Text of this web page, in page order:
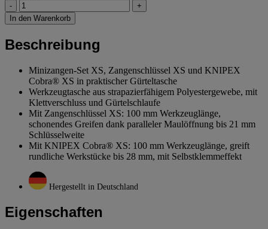
-
+
In den Warenkorb
Beschreibung
Minizangen-Set XS, Zangenschlüssel XS und KNIPEX
Cobra® XS in praktischer Gürteltasche
Werkzeugtasche aus strapazierfähigem Polyestergewebe, mit
Klettverschluss und Gürtelschlaufe
Mit Zangenschlüssel XS: 100 mm Werkzeuglänge,
schonendes Greifen dank paralleler Maulöffnung bis 21 mm
Schlüsselweite
Mit KNIPEX Cobra® XS: 100 mm Werkzeuglänge, greift
rundliche Werkstücke bis 28 mm, mit Selbstklemmeffekt
Hergestellt in Deutschland
Eigenschaften